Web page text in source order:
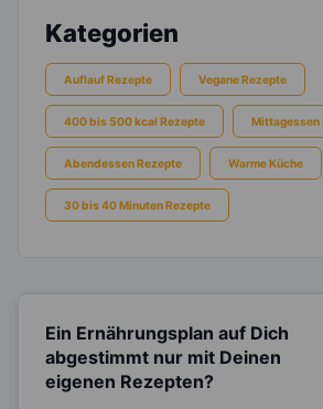
Kategorien
Auflauf Rezepte Vegane Rezepte
400 bis 500 kcal Rezepte Mittagessen
Abendessen Rezepte Warme Küche
30 bis 40 Minuten Rezepte
Ein Ernährungsplan auf Dich
abgestimmt nur mit Deinen
eigenen Rezepten?